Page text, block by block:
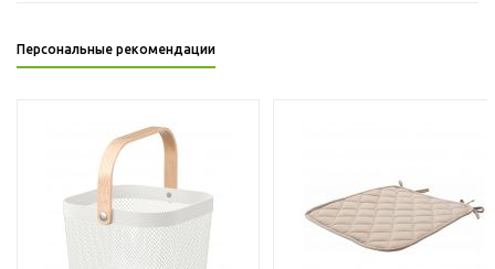
Персональные рекомендации